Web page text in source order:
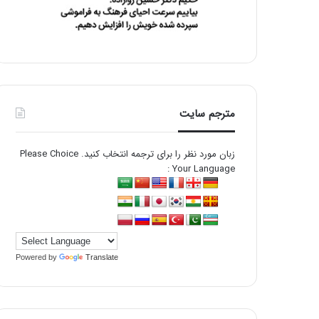
مترجم سایت
زبان مورد نظر را برای ترجمه انتخاب کنید. Please Choice
Your Language :
Powered by Translate